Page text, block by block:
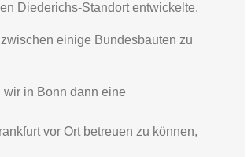
Diederichs-Standort entwickelte.
einige Bundesbauten zu
wir in Bonn dann eine
vor Ort betreuen zu können,